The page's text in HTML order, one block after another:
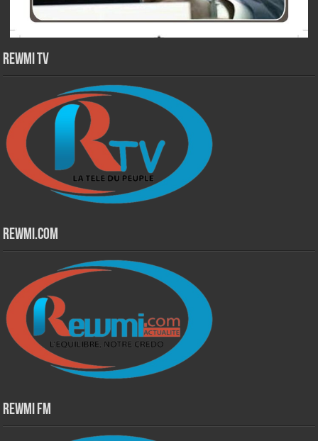
Rewmi TV
Rewmi.Com
Rewmi Fm